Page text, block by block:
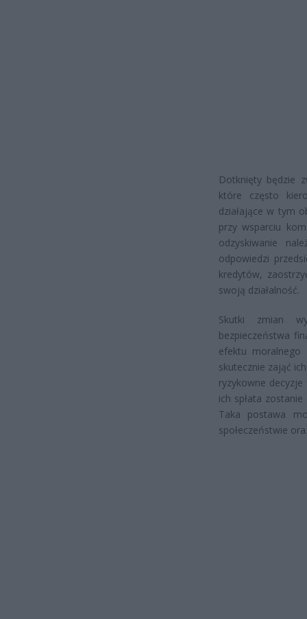
Dotknięty będzie
które często
działające w tym
przy wsparciu
odzyskiwanie
odpowiedzi
kredytów,
swoją działalność.
Skutki zmian
bezpieczeństwa
efektu
skutecznie zająć
ryzykowne
ich spłata
Taka postawa
społeczeństwie